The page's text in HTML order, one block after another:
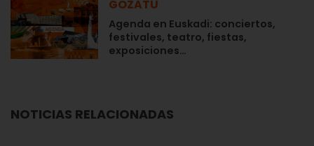
GOZATU
Agenda en Euskadi: conciertos,
festivales, teatro, fiestas,
exposiciones…
NOTICIAS RELACIONADAS